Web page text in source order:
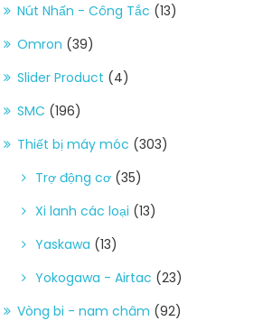
Nút Nhấn - Công Tắc (13)
Omron (39)
Slider Product (4)
SMC (196)
Thiết bị máy móc (303)
Trợ động cơ (35)
Xi lanh các loại (13)
Yaskawa (13)
Yokogawa - Airtac (23)
Vòng bi - nam châm (92)